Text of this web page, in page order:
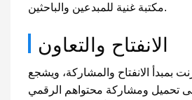
مكتبة غنية للمبدعين والباحثين.
الانفتاح والتعاون
بمبدأ الانفتاح والمشاركة، ويشجع
تحميل ومشاركة محتواهم الرقمي